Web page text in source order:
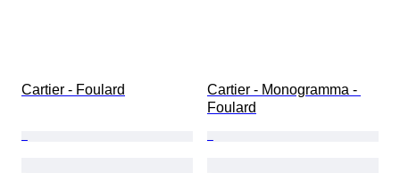
Cartier - Foulard
Cartier - Monogramma -
Foulard